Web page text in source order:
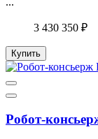
3 430 350 ₽
Купить
Робот-